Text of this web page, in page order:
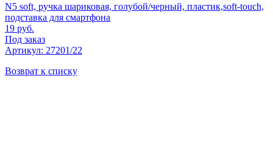
N5 soft, ручка шариковая, голубой/черный, пластик,soft-touch,
подставка для смартфона
19 руб.
Под заказ
Артикул: 27201/22
Возврат к списку